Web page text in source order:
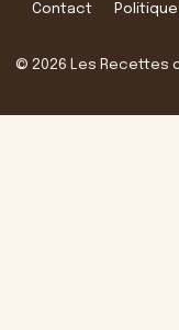
Contact
© 2026 Les Recettes